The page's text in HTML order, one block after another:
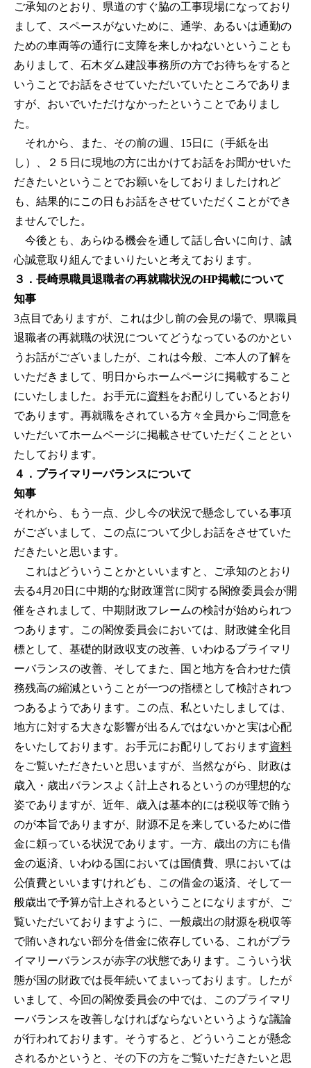
ご承知のとおり、県道のすぐ脇の工事現場になっており
まして、スペースがないために、通学、あるいは通勤の
ための車両等の通行に支障を来しかねないということも
ありまして、石木ダム建設事務所の方でお待ちをすると
いうことでお話をさせていただいていたところでありま
すが、おいでいただけなかったということでありまし
た。
それから、また、その前の週、15日に（手紙を出
し）、２５日に現地の方に出かけてお話をお聞かせいた
だきたいということでお願いをしておりましたけれど
も、結果的にこの日もお話をさせていただくことができ
ませんでした。
今後とも、あらゆる機会を通して話し合いに向け、誠
心誠意取り組んでまいりたいと考えております。
３．長崎県職員退職者の再就職状況のHP掲載について
知事
3点目でありますが、これは少し前の会見の場で、県職員
退職者の再就職の状況についてどうなっているのかとい
うお話がございましたが、これは今般、ご本人の了解を
いただきまして、明日からホームページに掲載すること
にいたしました。お手元に資料をお配りしているとおり
であります。再就職をされている方々全員からご同意を
いただいてホームページに掲載させていただくこととい
たしております。
４．プライマリーバランスについて
知事
それから、もう一点、少し今の状況で懸念している事項
がございまして、この点について少しお話をさせていた
だきたいと思います。
これはどういうことかといいますと、ご承知のとおり
去る4月20日に中期的な財政運営に関する閣僚委員会が開
催をされまして、中期財政フレームの検討が始められつ
つあります。この閣僚委員会においては、財政健全化目
標として、基礎的財政収支の改善、いわゆるプライマリ
ーバランスの改善、そしてまた、国と地方を合わせた債
務残高の縮減ということが一つの指標として検討されつ
つあるようであります。この点、私といたしましては、
地方に対する大きな影響が出るんではないかと実は心配
をいたしております。お手元にお配りしております資料
をご覧いただきたいと思いますが、当然ながら、財政は
歳入・歳出バランスよく計上されるというのが理想的な
姿でありますが、近年、歳入は基本的には税収等で賄う
のが本旨でありますが、財源不足を来しているために借
金に頼っている状況であります。一方、歳出の方にも借
金の返済、いわゆる国においては国債費、県においては
公債費といいますけれども、この借金の返済、そして一
般歳出で予算が計上されるということになりますが、ご
覧いただいておりますように、一般歳出の財源を税収等
で賄いきれない部分を借金に依存している、これがプラ
イマリーバランスが赤字の状態であります。こういう状
態が国の財政では長年続いてまいっております。したが
いまして、今回の閣僚委員会の中では、このプライマリ
ーバランスを改善しなければならないというような議論
が行われております。そうすると、どういうことが懸念
されるかというと、その下の方をご覧いただきたいと思